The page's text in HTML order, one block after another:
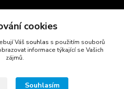
cookies
Váš souhlas s použitím souborů
informace týkající se Vašich
zájmů.
Souhlasím